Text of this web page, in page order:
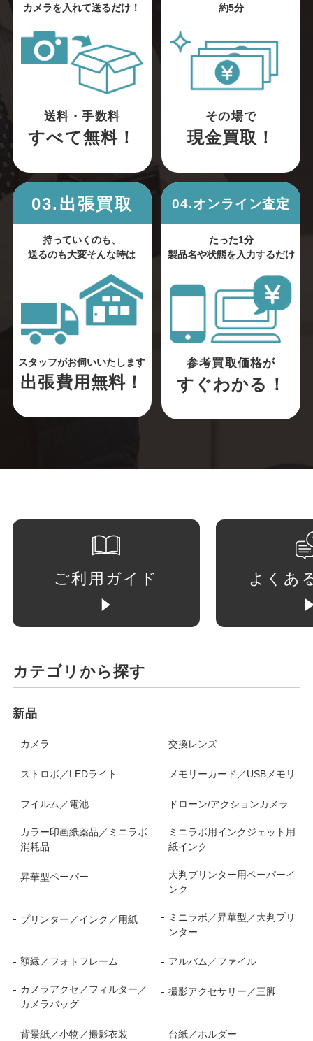
カメラを入れて送るだけ！
送料・手数料
すべて無料！
約5分
その場で
現金買取！
03.出張買取
持っていくのも、
送るのも大変そんな時は
スタッフがお伺いいたします
出張費用無料！
04.オンライン査定
たった1分
製品名や状態を入力するだけ
参考買取価格が
すぐわかる！
ご利用ガイド よくあ
カテゴリから探す
新品
カメラ 交換レンズ
ストロボ／LEDライト メモリーカード／USBメモリ
フイルム／電池 ドローン/アクションカメラ
カラー印画紙薬品／ミニラボ
消耗品
ミニラボ用インクジェット用
紙インク
昇華型ペーパー
大判プリンター用ペーパーイ
ンク
プリンター／インク／用紙
ミニラボ／昇華型／大判プリ
ンター
額縁／フォトフレーム アルバム／ファイル
カメラアクセ／フィルター／
カメラバッグ
撮影アクセサリー／三脚
背景紙／小物／撮影衣装 台紙／ホルダー